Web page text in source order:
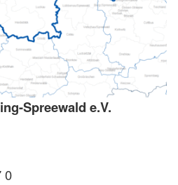
Spreewald e.V.
0